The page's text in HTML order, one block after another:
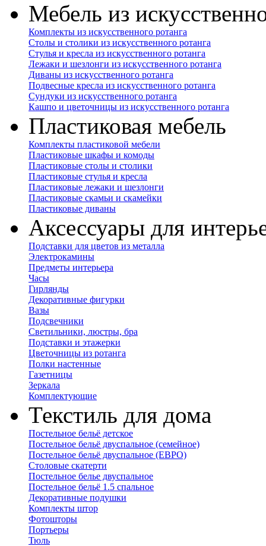
Мебель из
Комплекты из искусственного ротанга
Столы и столики из искусственного ротанга
Стулья и кресла из искусственного ротанга
Лежаки и шезлонги из искусственного ротанга
Диваны из искусственного ротанга
Подвесные кресла из искусственного ротанга
Сундуки из искусственного ротанга
Кашпо и цветочницы из искусственного ротанга
Пластиковая мебель
Комплекты пластиковой мебели
Пластиковые шкафы и комоды
Пластиковые столы и столики
Пластиковые стулья и кресла
Пластиковые лежаки и шезлонги
Пластиковые скамьи и скамейки
Пластиковые диваны
Аксессуары для
Подставки для цветов из металла
Электрокамины
Предметы интерьера
Часы
Гирлянды
Декоративные фигурки
Вазы
Подсвечники
Светильники, люстры, бра
Подставки и этажерки
Цветочницы из ротанга
Полки настенные
Газетницы
Зеркала
Комплектующие
Текстиль для дома
Постельное бельё детское
Постельное бельё двуспальное (семейное)
Постельное бельё двуспальное (ЕВРО)
Столовые скатерти
Постельное белье двуспальное
Постельное бельё 1.5 спальное
Декоративные подушки
Комплекты штор
Фотошторы
Портьеры
Тюль